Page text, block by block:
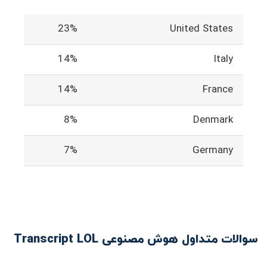
United States
23%
Italy
14%
France
14%
Denmark
8%
Germany
7%
سوالات متداول هوش مصنوعی Transcript LOL